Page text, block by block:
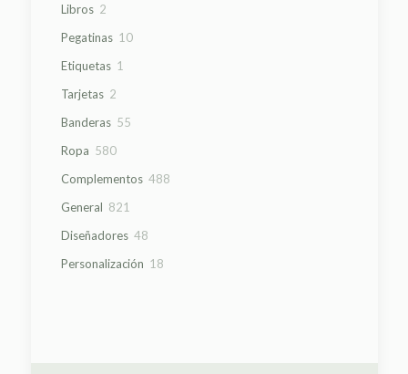
Libros 22
Pegatinas 1010
Etiquetas 1
Tarjetas 22
Banderas 5555
Ropa 580580
Complementos 488488
General 821
Diseñadores 4848
Personalización 1818